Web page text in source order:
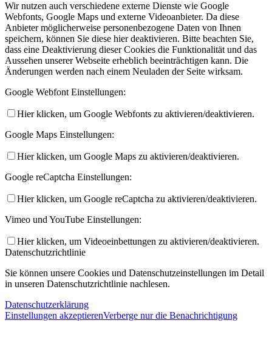
Wir nutzen auch verschiedene externe Dienste wie Google
Webfonts, Google Maps und externe Videoanbieter. Da diese
Anbieter möglicherweise personenbezogene Daten von Ihnen
speichern, können Sie diese hier deaktivieren. Bitte beachten Sie,
dass eine Deaktivierung dieser Cookies die Funktionalität und das
Aussehen unserer Webseite erheblich beeinträchtigen kann. Die
Änderungen werden nach einem Neuladen der Seite wirksam.
Google Webfont Einstellungen:
Hier klicken, um Google Webfonts zu aktivieren/deaktivieren.
Google Maps Einstellungen:
Hier klicken, um Google Maps zu aktivieren/deaktivieren.
Google reCaptcha Einstellungen:
Hier klicken, um Google reCaptcha zu aktivieren/deaktivieren.
Vimeo und YouTube Einstellungen:
Hier klicken, um Videoeinbettungen zu aktivieren/deaktivieren.
Datenschutzrichtlinie
Sie können unsere Cookies und Datenschutzeinstellungen im Detail
in unseren Datenschutzrichtlinie nachlesen.
Datenschutzerklärung
Einstellungen akzeptierenVerberge nur die Benachrichtigung